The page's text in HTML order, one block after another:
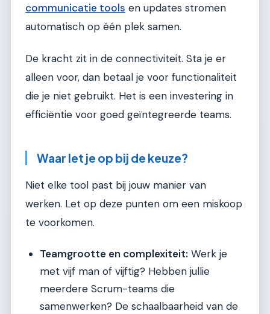
communicatie tools en updates stromen
automatisch op één plek samen.
De kracht zit in de connectiviteit. Sta je er
alleen voor, dan betaal je voor functionaliteit
die je niet gebruikt. Het is een investering in
efficiëntie voor goed geïntegreerde teams.
Waar let je op bij de keuze?
Niet elke tool past bij jouw manier van
werken. Let op deze punten om een miskoop
te voorkomen.
Teamgrootte en complexiteit: Werk je
met vijf man of vijftig? Hebben jullie
meerdere Scrum-teams die
samenwerken? De schaalbaarheid van de